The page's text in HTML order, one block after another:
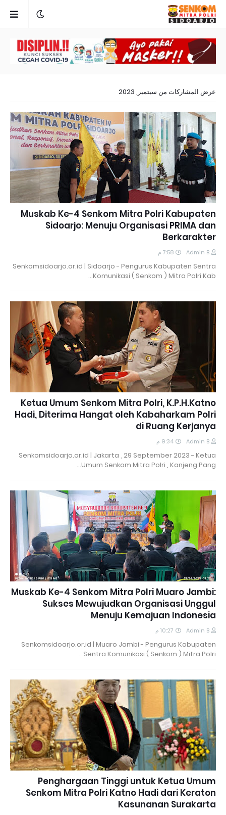
عرض المشاركات من سبتمبر, 2023
Muskab Ke-4 Senkom Mitra Polri Kabupaten
Sidoarjo: Menuju Organisasi PRIMA dan
Berkarakter
Admin B 7:58 م
Senkomsidoarjo.or.id | Sidoarjo - Pengurus Kabupaten Sentra
Komunikasi ( Senkom ) Mitra Polri Kab…
Ketua Umum Senkom Mitra Polri, K.P.H.Katno
Hadi, Diterima Hangat oleh Kabaharkam Polri
di Ruang Kerjanya
Admin B 9:34 م
Senkomsidoarjo.or.id | Jakarta , 29 September 2023 - Ketua
Umum Senkom Mitra Polri , Kanjeng Pang…
Muskab Ke-4 Senkom Mitra Polri Muaro Jambi:
Sukses Mewujudkan Organisasi Unggul
Menuju Kemajuan Indonesia
Admin B 10:27 م
Senkomsidoarjo.or.id | Muaro Jambi - Pengurus Kabupaten
Sentra Komunikasi ( Senkom ) Mitra Polri …
Penghargaan Tinggi untuk Ketua Umum
Senkom Mitra Polri Katno Hadi dari Keraton
Kasunanan Surakarta